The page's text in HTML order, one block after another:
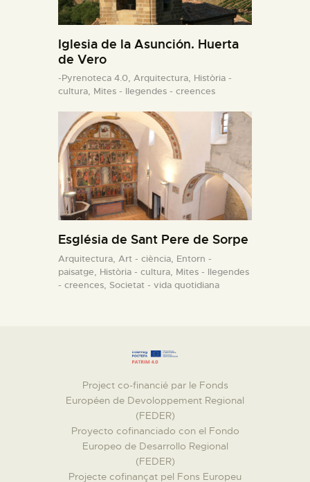
Iglesia de la Asunción. Huerta
de Vero
-Pyrenoteca 4.0, Arquitectura, Història -
cultura, Mites - llegendes - creences
Església de Sant Pere de Sorpe
Arquitectura, Art - ciència, Entorn -
paisatge, Història - cultura, Mites - llegendes
- creences, Societat - vida quotidiana
Project co-financié par le Fonds
Européen de Devoloppement Regional
(FEDER)
Proyecto cofinanciado con el Fondo
Europeo de Desarrollo Regional
(FEDER)
Projecte cofinançat pel Fons Europeu